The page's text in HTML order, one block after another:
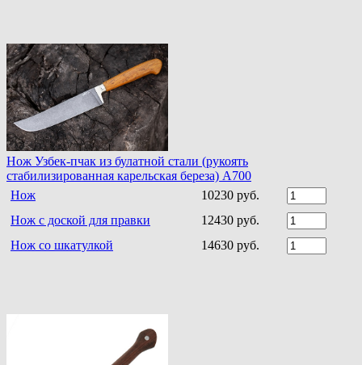
Нож Узбек-пчак из булатной стали (рукоять
стабилизированная карельская береза) A700
Нож
10230 руб.
Нож с доской для правки
12430 руб.
Нож со шкатулкой
14630 руб.